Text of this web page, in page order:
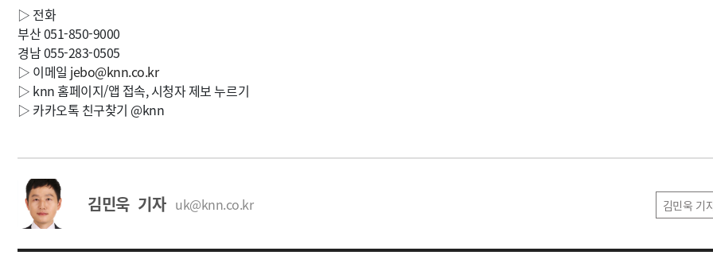
▷ 전화
부산 051-850-9000
경남 055-283-0505
▷ 이메일 jebo@knn.co.kr
▷ knn 홈페이지/앱 접속, 시청자 제보 누르기
▷ 카카오톡 친구찾기 @knn
김민욱 기자 uk@knn.co.kr 김민욱 기